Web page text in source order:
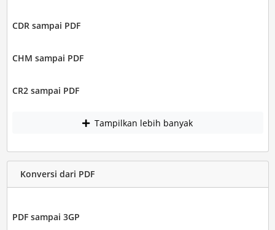
CDR sampai PDF
CHM sampai PDF
CR2 sampai PDF
Tampilkan lebih banyak
Konversi dari PDF
PDF sampai 3GP